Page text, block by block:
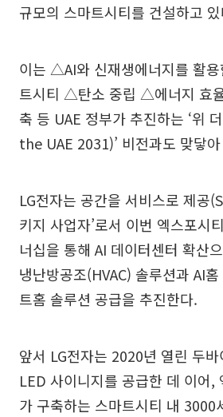
규모의 스마트시티를 건설하고
이는 △AI와 신재생에너지를 활
트시티 △탄소 중립 △에너지 효
축 등 UAE 정부가 추진하는 ‘위
the UAE 2031)’ 비전과도 맞닿
LG전자는 공간을 서비스로 제공
키지 사업자’로서 이번 엑스포시
너십을 통해 AI 데이터센터 확산
냉난방공조(HVAC) 솔루션과 AI
트홈 솔루션 공급을 추진한다.
앞서 LG전자는 2020년 열린 두
LED 사이니지를 공급한 데 이어,
가 구축하는 스마트시티 내 3000